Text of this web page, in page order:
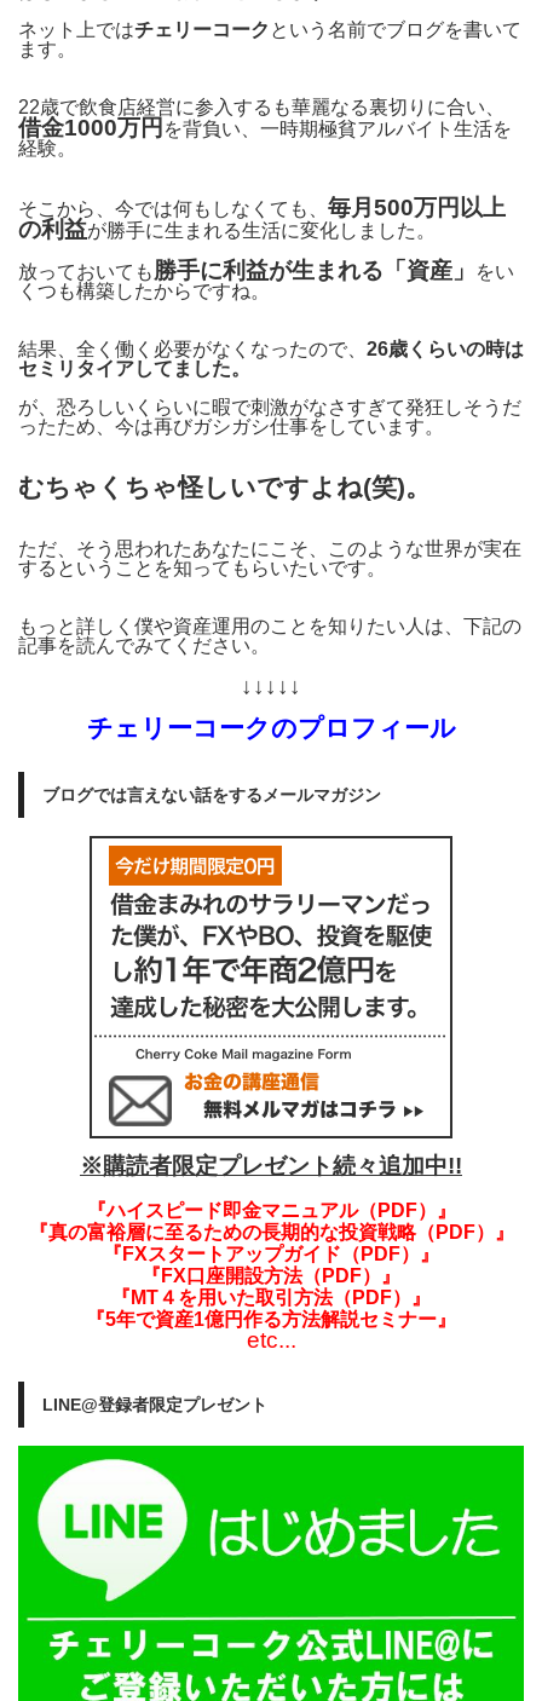
ネット上ではチェリーコーク という名前でブログを書いて
ます。
22歳で飲食店経営に参入するも華麗なる裏切りに合い、
借金1000万円 を背負い、一時期極貧アルバイト生活を
経験。
そこから、今では何もしなくても、 毎月500万円以上
の利益が勝手に生まれる生活に変化しました。
放っておいても 勝手に利益が生まれる「資産」
をい
くつも構築したからですね。
結果、全く働く必要がなくなったので、 26歳くらいの時は
セミリタイアしてました。
が、恐ろしいくらいに暇で刺激がなさすぎて発狂しそうだ
ったため、今は再びガシガシ仕事をしています。
むちゃくちゃ怪しいですよね(笑)。
ただ、そう思われたあなたにこそ、このような世界が実在
するということを知ってもらいたいです。
もっと詳しく僕や資産運用のことを知りたい人は、下記の
記事を読んでみてください。
↓↓↓↓↓
チェリーコークのプロフィール
ブログでは言えない話をするメールマガジン
※購読者限定プレゼント続々追加中!!
『ハイスピード即金マニュアル（PDF）』
『真の富裕層に至るための長期的な投資戦略（PDF）』
『FXスタートアップガイド（PDF）』
『FX口座開設方法（PDF）』
『MT４を用いた取引方法（PDF）』
『5年で資産1億円作る方法解説セミナー』
etc...
LINE@登録者限定プレゼント